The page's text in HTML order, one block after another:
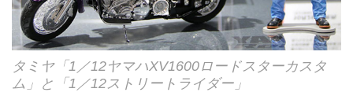
タミヤ「1／12ヤマハXV1600ロードスターカスタ
ム」と「1／12ストリートライダー」